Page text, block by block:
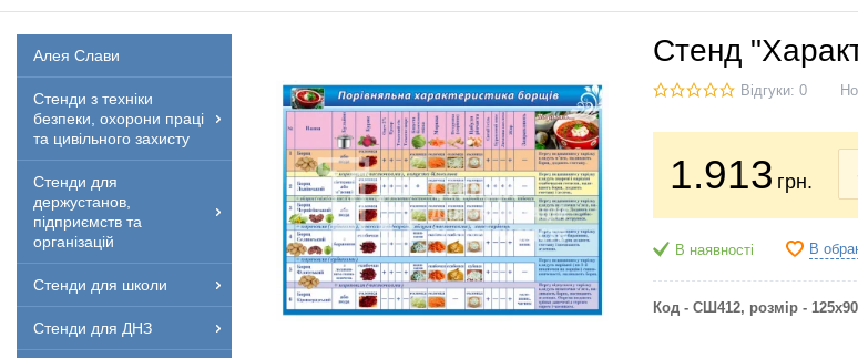
Алея Слави
Стенди з техніки
безпеки, охорони праці
та цивільного захисту
Стенди для
держустанов,
підприємств та
організацій
Стенди для школи
Стенди для ДНЗ
Стенд
Відгуки: 0
1.913 грн.
В наявності В
Код - СШ412, розмір -